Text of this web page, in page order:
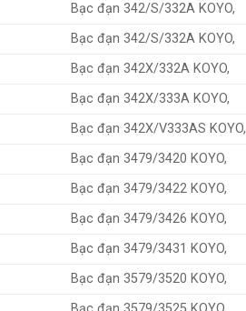
Bạc đạn 342/S/332A KOYO,
Bạc đạn 342/S/332A KOYO,
Bạc đạn 342X/332A KOYO,
Bạc đạn 342X/333A KOYO,
Bạc đạn 342X/V333AS KOYO,
Bạc đạn 3479/3420 KOYO,
Bạc đạn 3479/3422 KOYO,
Bạc đạn 3479/3426 KOYO,
Bạc đạn 3479/3431 KOYO,
Bạc đạn 3579/3520 KOYO,